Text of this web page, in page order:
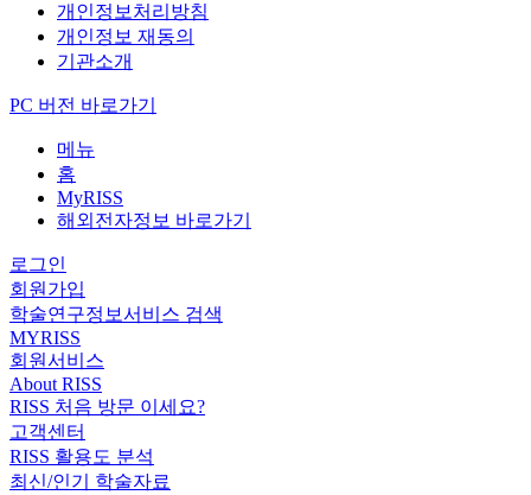
개인정보처리방침
개인정보 재동의
기관소개
PC 버전 바로가기
메뉴
홈
MyRISS
해외전자정보 바로가기
로그인
회원가입
학술연구정보서비스 검색
MYRISS
회원서비스
About RISS
RISS 처음 방문 이세요?
고객센터
RISS 활용도 분석
최신/인기 학술자료